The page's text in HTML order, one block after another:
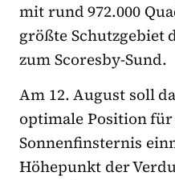
mit rund 972.000
größte Schutzgebiet
zum Scoresby-Sund.
Am 12. August soll
optimale Position
Sonnenfinsternis
Höhepunkt der